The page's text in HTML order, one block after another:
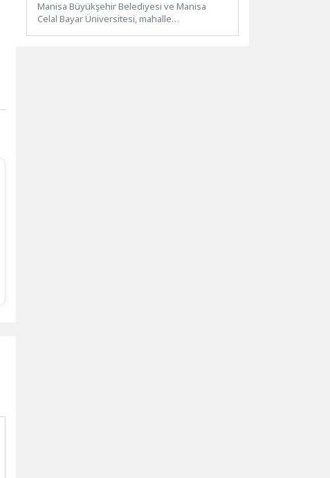
Manisa Büyükşehir Belediyesi ve Manisa
Celal Bayar Üniversitesi, mahalle